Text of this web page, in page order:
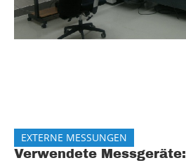
EXTERNE MESSUNGEN
Verwendete Messgeräte: